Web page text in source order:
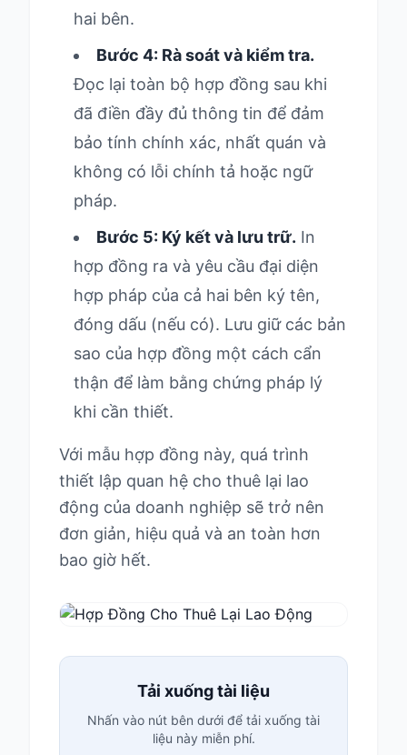
hai bên.
Bước 4: Rà soát và kiểm tra.
Đọc lại toàn bộ hợp đồng sau khi
đã điền đầy đủ thông tin để đảm
bảo tính chính xác, nhất quán và
không có lỗi chính tả hoặc ngữ
pháp.
Bước 5: Ký kết và lưu trữ. In
hợp đồng ra và yêu cầu đại diện
hợp pháp của cả hai bên ký tên,
đóng dấu (nếu có). Lưu giữ các bản
sao của hợp đồng một cách cẩn
thận để làm bằng chứng pháp lý
khi cần thiết.
Với mẫu hợp đồng này, quá trình
thiết lập quan hệ cho thuê lại lao
động của doanh nghiệp sẽ trở nên
đơn giản, hiệu quả và an toàn hơn
bao giờ hết.
Tải xuống tài liệu
Nhấn vào nút bên dưới để tải xuống tài
liệu này miễn phí.